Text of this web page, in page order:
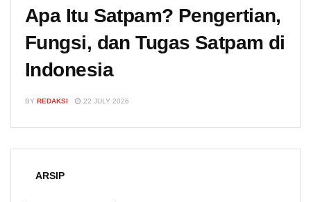
Apa Itu Satpam? Pengertian,
Fungsi, dan Tugas Satpam di
Indonesia
BY REDAKSI 22 JULY 2026
ARSIP